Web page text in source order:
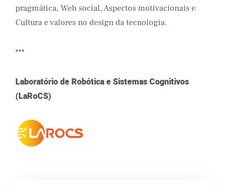
pragmática, Web social, Aspectos motivacionais e
Cultura e valores no design da tecnologia.
***
Laboratório de Robótica e Sistemas Cognitivos
(LaRoCS)